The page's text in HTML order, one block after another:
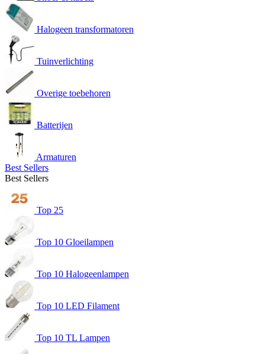
Halogeen transformatoren
Tuinverlichting
Overige toebehoren
Batterijen
Armaturen
Best Sellers
Best Sellers
Top 25
Top 10 Gloeilampen
Top 10 Halogeenlampen
Top 10 LED Filament
Top 10 TL Lampen